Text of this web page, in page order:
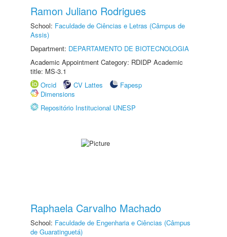
Ramon Juliano Rodrigues
School: Faculdade de Ciências e Letras (Câmpus de
Assis)
Department: DEPARTAMENTO DE BIOTECNOLOGIA
Academic Appointment Category: RDIDP Academic
title: MS-3.1
Orcid
CV Lattes
Fapesp
Dimensions
Repositório Institucional UNESP
Raphaela Carvalho Machado
School: Faculdade de Engenharia e Ciências (Câmpus
de Guaratinguetá)